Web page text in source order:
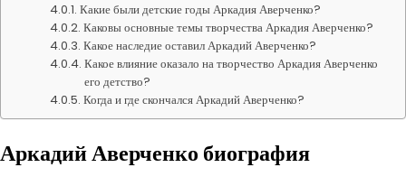
Какие были детские годы Аркадия Аверченко?
Каковы основные темы творчества Аркадия Аверченко?
Какое наследие оставил Аркадий Аверченко?
Какое влияние оказало на творчество Аркадия Аверченко
его детство?
Когда и где скончался Аркадий Аверченко?
Аркадий Аверченко биография